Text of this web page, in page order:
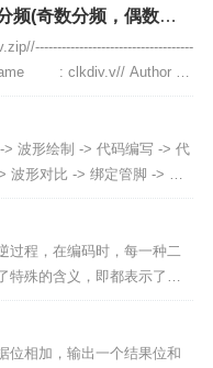
:VGA引脚VGA_BLUE[0]PIN
频(奇数分频，偶数分
分频 五分频
Name : clkdiv.v// Author
波形绘制 -> 代码编写 -> 代
波形对比 -> 绑定管脚 -> 分
验证新建项目文件夹（le
料（数据手册、波形图、文
置工程...
过程，在编码时，每一种二
特殊的含义，即都表示了一
。把代码状态的特定含义翻
，实现译码操作的电路称为
多输入多输出的组合逻辑电
位相加，输出一个结果位和